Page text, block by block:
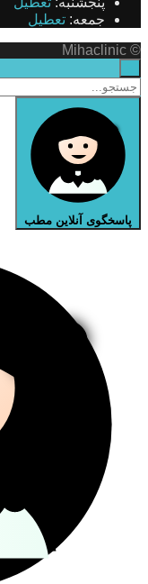
جمعه: تعطیل
© Mihaclinic
پاسخگوی آنلاین مطب